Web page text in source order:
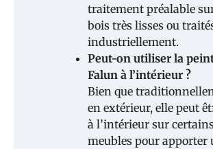
traitement préalable
bois très lisses ou
industriellement.
Peut-on utiliser la
Falun à l’intérieur ?
Bien que
en extérieur, elle peut
à l’intérieur sur
meubles pour apporter